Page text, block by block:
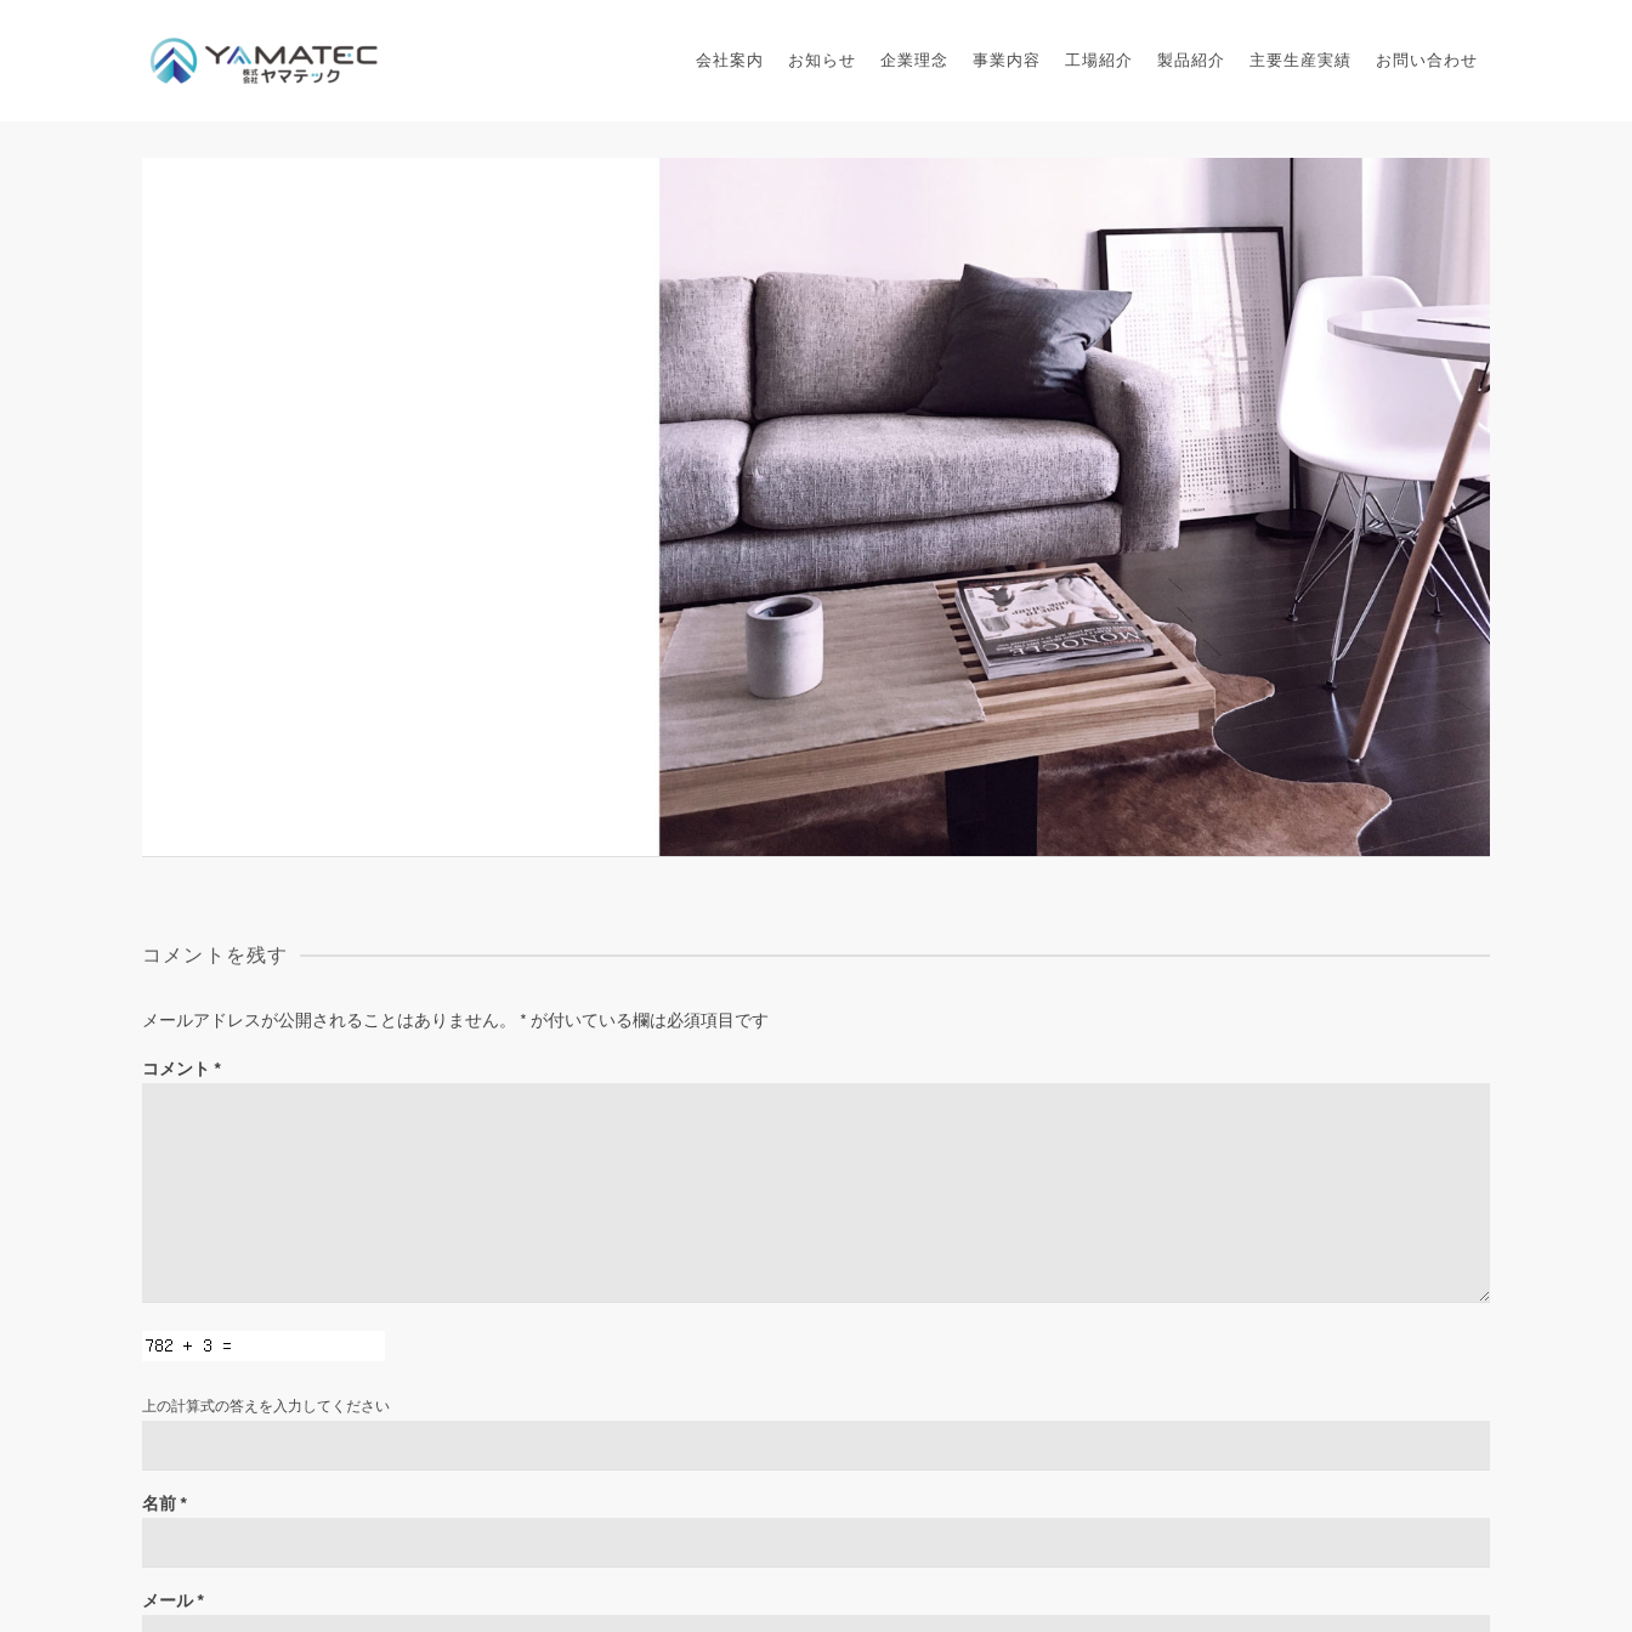
会社案内 お知らせ 企業理念 事業内容 工場紹介 製品紹介 主要生産実績 お問い合わせ
コメントを残す
メールアドレスが公開されることはありません。 * が付いている欄は必須項目です
コメント *
上の計算式の答えを入力してください
名前*
メール*